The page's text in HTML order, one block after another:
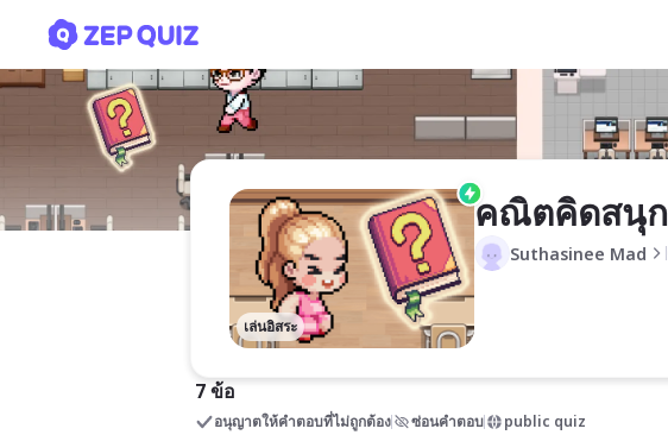
เล่นอิสระ
คณิตคิดสนุก
Suthasinee Mad
7 ข้อ
อนุญาตให้คำตอบที่ไม่ถูกต้อง ซ่อนคำตอบ public quiz